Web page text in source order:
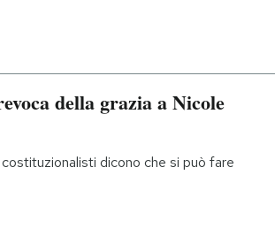
della grazia a Nicole
dicono che si può fare